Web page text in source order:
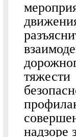
надзоре